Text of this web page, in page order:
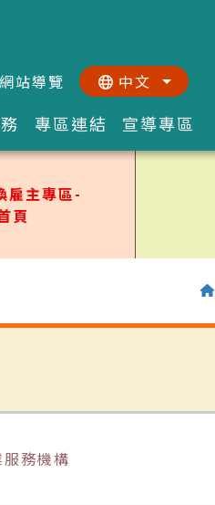
網站導覽 中文
專區連結 宣導專區
雇主專區-
頁
務機構